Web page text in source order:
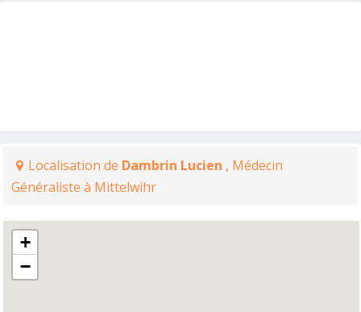
Localisation de Dambrin Lucien , Médecin
Généraliste à Mittelwihr
+
−